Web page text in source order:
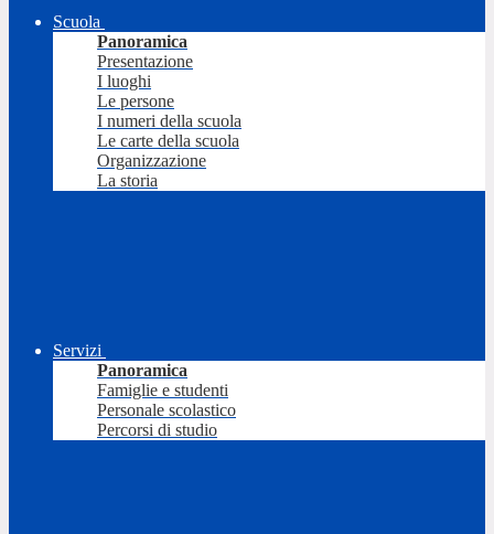
Scuola
Panoramica
Presentazione
I luoghi
Le persone
I numeri della scuola
Le carte della scuola
Organizzazione
La storia
Servizi
Panoramica
Famiglie e studenti
Personale scolastico
Percorsi di studio